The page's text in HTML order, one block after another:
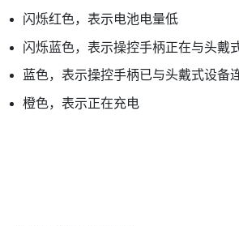
闪烁红色，表示电池电量低
闪烁蓝色，表示操控手柄正在与头戴
蓝色，表示操控手柄已与头戴式设备
橙色，表示正在充电